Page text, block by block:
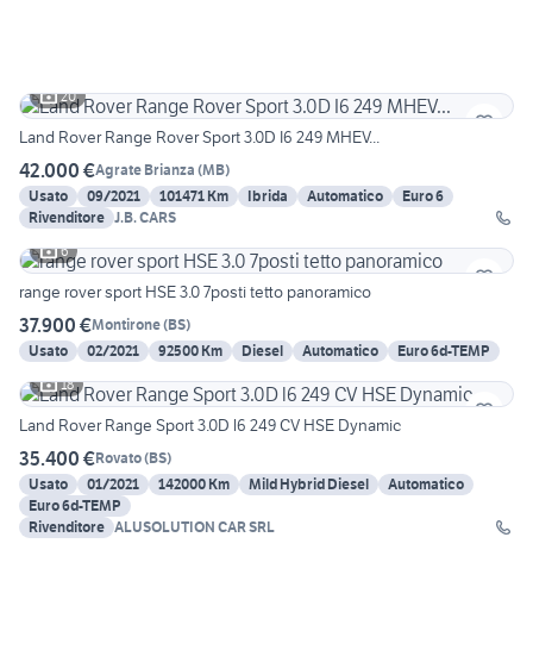
20
Land Rover Range Rover Sport 3.0D I6 249 MHEV...
42.000 €Agrate Brianza (MB)
Usato
09/2021 101471 Km Ibrida Automatico
Euro 6
Rivenditore J.B. CARS
6
range rover sport HSE 3.0 7posti tetto panoramico
37.900 €Montirone(BS)
Usato
02/2021 92500 Km Diesel Automatico
Euro 6d-TEMP
18
Land Rover Range Sport 3.0D l6 249 CV HSE Dynamic
35.400 €Rovato(BS)
Usato
01/2021 142000 Km Mild Hybrid Diesel
Automatico
Euro 6d-TEMP
Rivenditore ALUSOLUTION CAR SRL